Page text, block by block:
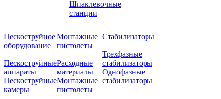
Шпаклевочные
станции
Пескоструйное
оборудование
Пескоструйные
аппараты
Пескоструйные
камеры
Монтажные
пистолеты
Расходные
материалы
Монтажные
пистолеты
Стабилизаторы
Трехфазные
стабилизаторы
Однофазные
стабилизаторы